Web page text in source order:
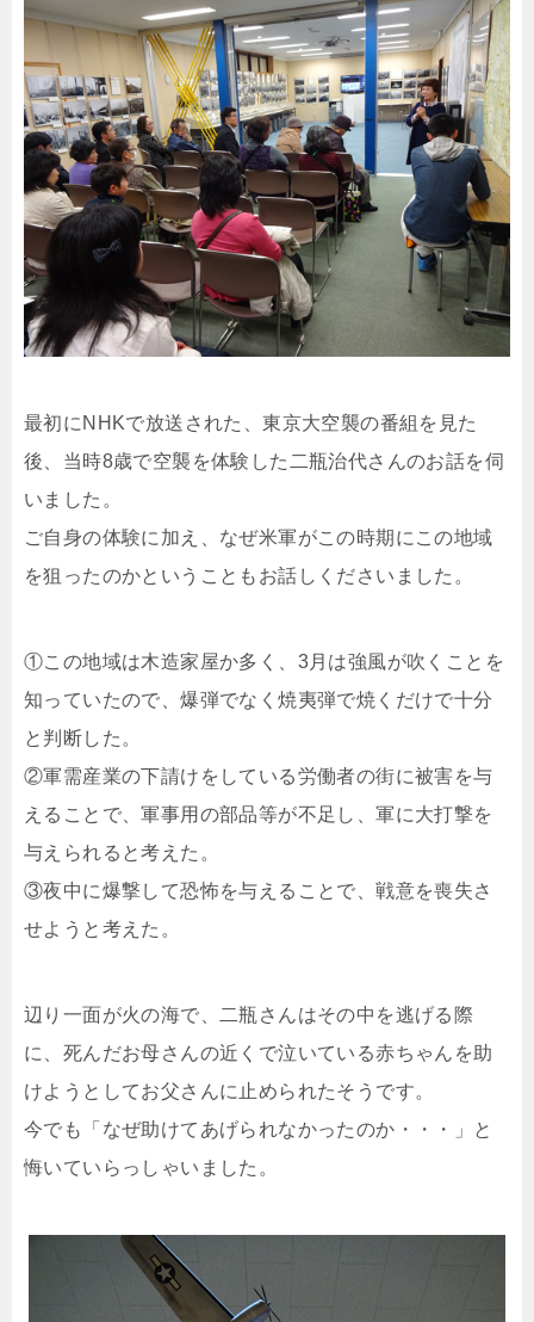
最初にNHKで放送された、東京大空襲の番組を見た
後、当時8歳で空襲を体験した二瓶治代さんのお話を伺
いました。
ご自身の体験に加え、なぜ米軍がこの時期にこの地域
を狙ったのかということもお話しくださいました。
①この地域は木造家屋か多く、3月は強風が吹くことを
知っていたので、爆弾でなく焼夷弾で焼くだけで十分
と判断した。
②軍需産業の下請けをしている労働者の街に被害を与
えることで、軍事用の部品等が不足し、軍に大打撃を
与えられると考えた。
③夜中に爆撃して恐怖を与えることで、戦意を喪失さ
せようと考えた。
辺り一面が火の海で、二瓶さんはその中を逃げる際
に、死んだお母さんの近くで泣いている赤ちゃんを助
けようとしてお父さんに止められたそうです。
今でも「なぜ助けてあげられなかったのか・・・」と
悔いていらっしゃいました。